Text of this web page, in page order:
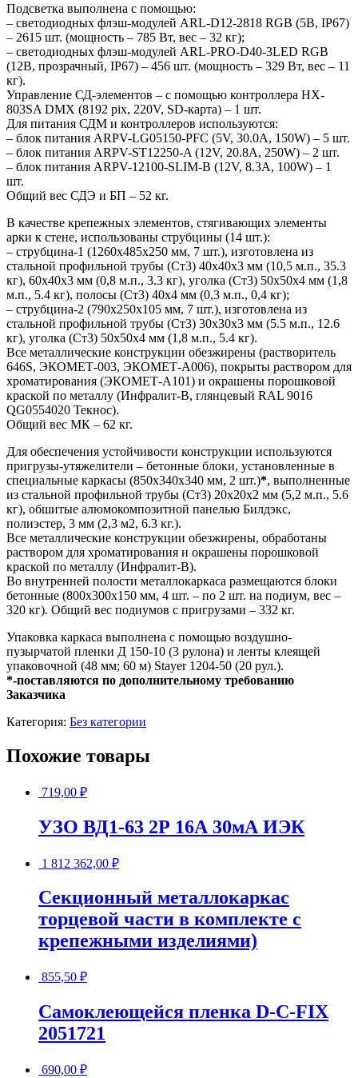
Подсветка выполнена с помощью:
– светодиодных флэш-модулей ARL-D12-2818 RGB (5В, IP67)
– 2615 шт. (мощность – 785 Вт, вес – 32 кг);
– светодиодных флэш-модулей ARL-PRO-D40-3LED RGB
(12В, прозрачный, IP67) – 456 шт. (мощность – 329 Вт, вес – 11
кг).
Управление СД-элементов – с помощью контроллера HX-
803SA DMX (8192 pix, 220V, SD-карта) – 1 шт.
Для питания СДМ и контроллеров используются:
– блок питания ARPV-LG05150-PFC (5V, 30.0A, 150W) – 5 шт.
– блок питания ARPV-ST12250-A (12V, 20.8A, 250W) – 2 шт.
– блок питания ARPV-12100-SLIM-B (12V, 8.3A, 100W) – 1
шт.
Общий вес СДЭ и БП – 52 кг.
В качестве крепежных элементов, стягивающих элементы
арки к стене, использованы струбцины (14 шт.):
– струбцина-1 (1260х485х250 мм, 7 шт.), изготовлена из
стальной профильной трубы (Ст3) 40х40х3 мм (10,5 м.п., 35.3
кг), 60х40х3 мм (0,8 м.п., 3.3 кг), уголка (Ст3) 50х50х4 мм (1,8
м.п., 5.4 кг), полосы (Ст3) 40х4 мм (0,3 м.п., 0,4 кг);
– струбцина-2 (790х250х105 мм, 7 шт.), изготовлена из
стальной профильной трубы (Ст3) 30х30х3 мм (5.5 м.п., 12.6
кг), уголка (Ст3) 50х50х4 мм (1,8 м.п., 5.4 кг).
Все металлические конструкции обезжирены (растворитель
646S, ЭКОМЕТ-003, ЭКОМЕТ-А006), покрыты раствором для
хроматирования (ЭКОМЕТ-А101) и окрашены порошковой
краской по металлу (Инфралит-В, глянцевый RAL 9016
QG0554020 Текнос).
Общий вес МК – 62 кг.
Для обеспечения устойчивости конструкции используются
пригрузы-утяжелители – бетонные блоки, установленные в
специальные каркасы (850х340х340 мм, 2 шт.)*, выполненные
из стальной профильной трубы (Ст3) 20х20х2 мм (5,2 м.п., 5.6
кг), обшитые алюмокомпозитной панелью Билдэкс,
полиэстер, 3 мм (2,3 м2, 6.3 кг.).
Все металлические конструкции обезжирены, обработаны
раствором для хроматирования и окрашены порошковой
краской по металлу (Инфралит-В).
Во внутренней полости металлокаркаса размещаются блоки
бетонные (800х300х150 мм, 4 шт. – по 2 шт. на подиум, вес –
320 кг). Общий вес подиумов с пригрузами – 332 кг.
Упаковка каркаса выполнена с помощью воздушно-
пузырчатой пленки Д 150-10 (3 рулона) и ленты клеящей
упаковочной (48 мм; 60 м) Stayer 1204-50 (20 рул.).
*-поставляются по дополнительному требованию
Заказчика
Категория: Без категории
Похожие товары
719,00 ₽
УЗО ВД1-63 2Р 16А 30мА ИЭК
1 812 362,00 ₽
Секционный металлокаркас
торцевой части в комплекте с
крепежными изделиями)
855,50 ₽
Самоклеющейся пленка D-C-FIX
2051721
690,00 ₽